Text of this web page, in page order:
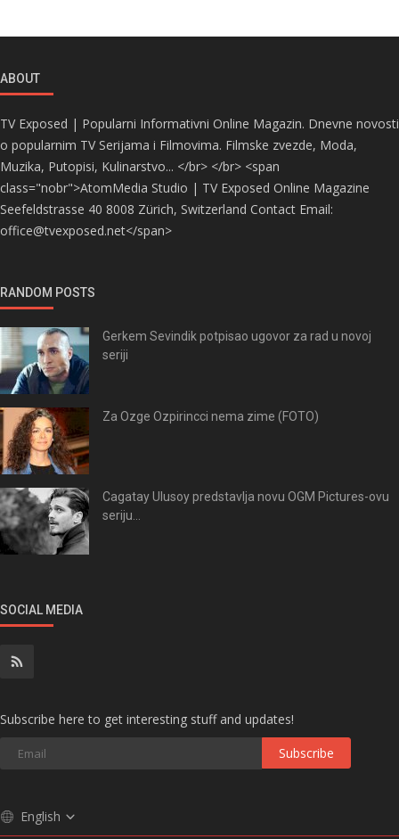
ABOUT
TV Exposed | Popularni Informativni Online Magazin. Dnevne novosti
o popularnim TV Serijama i Filmovima. Filmske zvezde, Moda,
Muzika, Putopisi, Kulinarstvo... </br> </br> <span
class="nobr">AtomMedia Studio | TV Exposed Online Magazine
Seefeldstrasse 40 8008 Zürich, Switzerland Contact Email:
office@tvexposed.net</span>
RANDOM POSTS
Gerkem Sevindik potpisao ugovor za rad u novoj
seriji
Za Ozge Ozpirincci nema zime (FOTO)
Cagatay Ulusoy predstavlja novu OGM Pictures-ovu
seriju...
SOCIAL MEDIA
Subscribe here to get interesting stuff and updates!
Subscribe
English